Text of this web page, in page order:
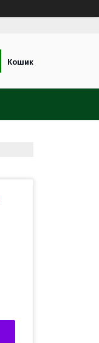
Кошик